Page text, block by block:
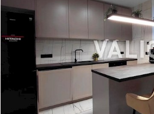
передбачені. Територія закрита від
прогулянок, дитячий і спортивний
розташована на зручному і
захід, вул. І Виговського. Планування
квартири 42,4 м2. Функціонально
вітальні 18,5 м2, кімнати 13 м2,
санвузла 4,65 м2. Будинок на стадії
Отримання ключів через 2-3 місяці.
відсвяткувати новосілля в цьому
найкраща в комплексі.